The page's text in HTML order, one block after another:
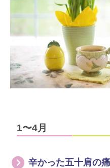
1〜4月
辛かった五十肩の